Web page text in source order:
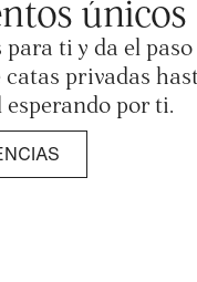
ti y da el
privadas
por ti.